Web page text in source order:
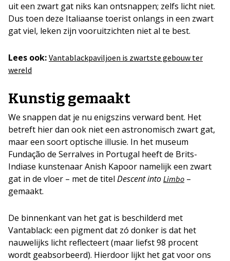
uit een zwart gat niks kan ontsnappen; zelfs licht niet.
Dus toen deze Italiaanse toerist onlangs in een zwart
gat viel, leken zijn vooruitzichten niet al te best.
Lees ook: Vantablackpaviljoen is zwartste gebouw ter
wereld
Kunstig gemaakt
We snappen dat je nu enigszins verward bent. Het
betreft hier dan ook niet een astronomisch zwart gat,
maar een soort optische illusie. In het museum
Fundação de Serralves in Portugal heeft de Brits-
Indiase kunstenaar Anish Kapoor namelijk een zwart
gat in de vloer – met de titel Descent into Limbo –
gemaakt.
De binnenkant van het gat is beschilderd met
Vantablack: een pigment dat zó donker is dat het
nauwelijks licht reflecteert (maar liefst 98 procent
wordt geabsorbeerd). Hierdoor lijkt het gat voor ons